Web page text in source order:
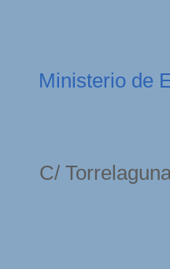
Ministerio de
C/